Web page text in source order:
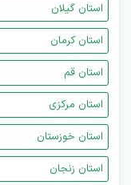
استان گیلان
استان کرمان
استان قم
استان مرکزی
استان خوزستان
استان زنجان